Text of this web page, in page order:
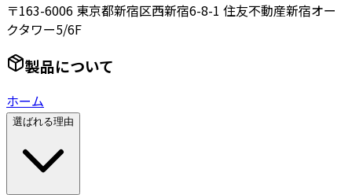
〒163-6006 東京都新宿区西新宿6-8-1 住友不動産新宿オー
クタワー5/6F
製品について
ホーム
選ばれる理由